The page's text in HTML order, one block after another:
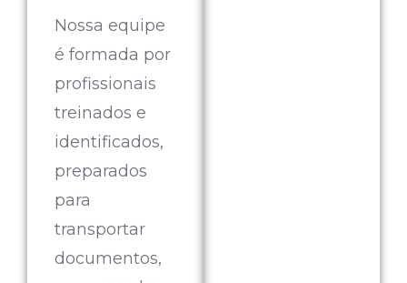
Nossa equipe
é formada por
profissionais
treinados e
identificados,
preparados
para
transportar
documentos,